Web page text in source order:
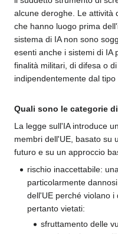
alcune deroghe. Le attività
che hanno luogo prima
sistema di IA non sono
esenti anche i sistemi di IA
finalità militari, di difesa o
indipendentemente dal
Quali sono le categorie
La legge sull'IA introduce
membri dell'UE, basato su
futuro e su un approccio
rischio inaccettabile:
particolarmente
dell'UE perché violano
pertanto vietati:
sfruttamento delle